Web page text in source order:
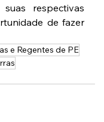
respectivas
de fazer
e Regentes de PE